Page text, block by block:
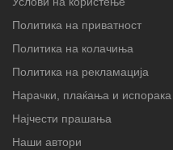
Политика на приватност
Политика на колачиња
Политика на рекламација
Нарачки, плаќања и испорака
Најчести прашања
Наши автори